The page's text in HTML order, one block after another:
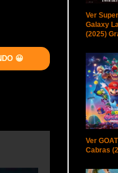
😀
Ver
Galaxy
(2025)
Ver
Cabras